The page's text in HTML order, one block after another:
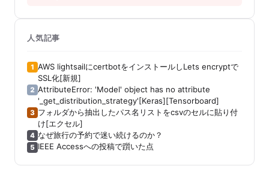
人気記事
1 AWS lightsailにcertbotをインストールしLets encryptで
SSL化[新規]
2 AttributeError: 'Model' object has no attribute
'_get_distribution_strategy'[Keras][Tensorboard]
3 フォルダから抽出したパス名リストをcsvのセルに貼り付
け[エクセル]
4 なぜ旅行の予約で迷い続けるのか？
5 IEEE Accessへの投稿で躓いた点